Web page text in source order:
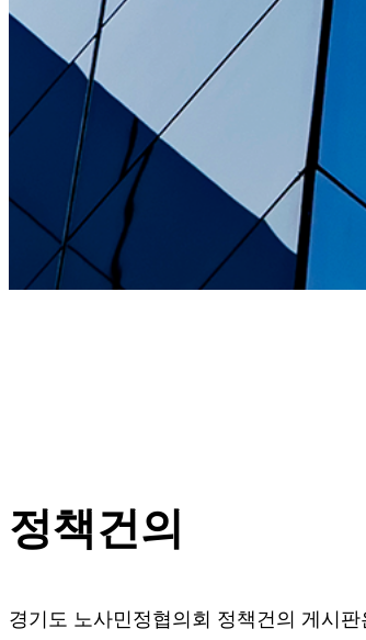
정책건의
경기도 노사민정협의회 정책건의 게시